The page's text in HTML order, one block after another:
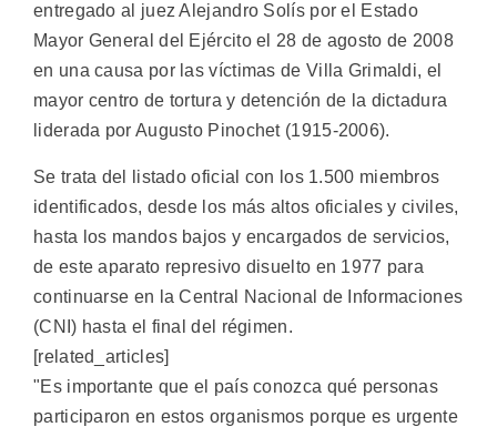
entregado al juez Alejandro Solís por el Estado
Mayor General del Ejército el 28 de agosto de 2008
en una causa por las víctimas de Villa Grimaldi, el
mayor centro de tortura y detención de la dictadura
liderada por Augusto Pinochet (1915-2006).
Se trata del listado oficial con los 1.500 miembros
identificados, desde los más altos oficiales y civiles,
hasta los mandos bajos y encargados de servicios,
de este aparato represivo disuelto en 1977 para
continuarse en la Central Nacional de Informaciones
(CNI) hasta el final del régimen.
[related_articles]
"Es importante que el país conozca qué personas
participaron en estos organismos porque es urgente